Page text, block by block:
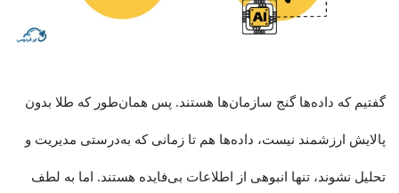
گفتیم که داده‌ها گنج سازمان‌ها هستند. پس همان‌طور که طلا بدون
پالایش ارزشمند نیست، داده‌ها هم تا زمانی که به‌درستی مدیریت و
تحلیل نشوند، تنها انبوهی از اطلاعات بی‌فایده هستند. اما به لطف